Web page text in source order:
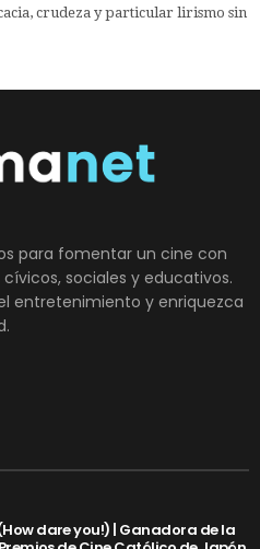
crudeza y particular lirismo sin
para fomentar un cine con
sociales y educativos.
entretenimiento y enriquezca
dare you!) | Ganadora de la